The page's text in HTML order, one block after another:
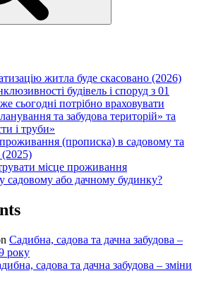
житла буде скасовано (2026)
будівель і споруд з 01
сьогодні потрібно враховувати
та забудова територій» та
і труби»
проживання (прописка) в садовому та
місце проживання
садовому або дачному будинку?
Садибна, садова та дачна забудова –
року
садова та дачна забудова – зміни